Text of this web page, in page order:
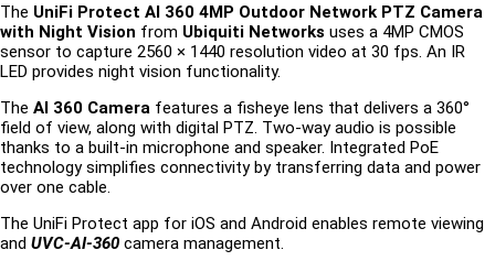
The UniFi Protect AI 360 4MP Outdoor Network PTZ Camera
with Night Vision from Ubiquiti Networks uses a 4MP CMOS
sensor to capture 2560 × 1440 resolution video at 30 fps. An IR
LED provides night vision functionality.
The AI 360 Camera features a fisheye lens that delivers a 360°
field of view, along with digital PTZ. Two-way audio is possible
thanks to a built-in microphone and speaker. Integrated PoE
technology simplifies connectivity by transferring data and power
over one cable.
The UniFi Protect app for iOS and Android enables remote viewing
and UVC-AI-360 camera management.